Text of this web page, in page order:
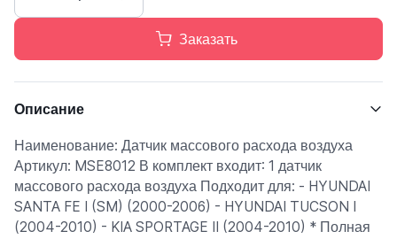
Заказать
Описание
Наименование: Датчик массового расхода воздуха
Артикул: MSE8012 В комплект входит: 1 датчик
массового расхода воздуха Подходит для: - HYUNDAI
SANTA FE I (SM) (2000-2006) - HYUNDAI TUCSON I
(2004-2010) - KIA SPORTAGE II (2004-2010) * Полная